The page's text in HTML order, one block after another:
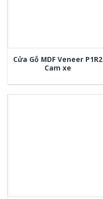
Cửa Gỗ MDF Veneer P1R2
Cam xe